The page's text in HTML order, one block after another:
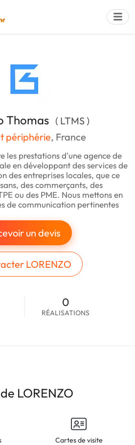
Thomas ( LTMS )
périphérie, France
les prestations d'une agence de
en développant des services de
des entreprises locales, que ce
des commerçants, des
ou des PME. Nous mettons en
de communication pertinentes
un devis
LORENZO
0
RÉALISATIONS
LORENZO
Cartes de visite